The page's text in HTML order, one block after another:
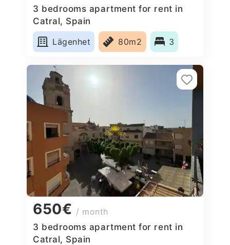
3 bedrooms apartment for rent in
Catral, Spain
Lägenhet
80m2 3
650€ / month
3 bedrooms apartment for rent in
Catral, Spain